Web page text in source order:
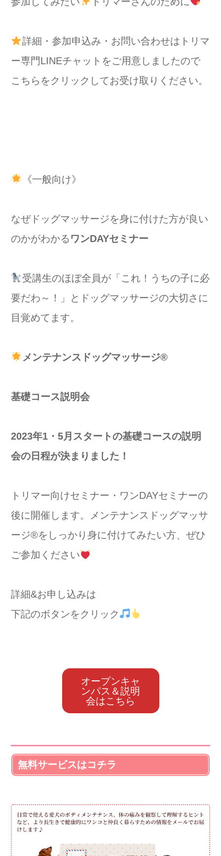
詳細・参加申込み・お問い合わせはトリマ
ー専門LINEチャットをご用意しましたので
こちらをクリックしてお受け取りください。
《一般向け》
なぜドッグマッサージを身に付けた方が良い
のかがわかるワンDAYセミナー
受講生のほぼ全員が「これ！うちの子に必
要だわ～！」とドッグマッサージの大切さに
目覚めてます。
メンテナンスドッグマッサージ®️
基礎コース説明会
2023年1・5月スタートの基礎コースの説明
会の日程が決まりました！
トリマー向けセミナー・ワンDAYセミナーの
後に開催します。メンテナンスドッグマッサ
ージ®️をしっかり身に付けてみたい方、ぜひ
ご参加ください
詳細&お申し込みは
下記のボタンをクリック
オープンキャ
ンパス＆説明
会はこちら
無料サービスはコチラ